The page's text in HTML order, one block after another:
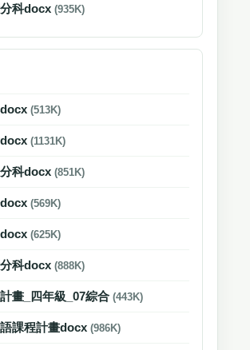
科docx (935K)
(513K)
(1131K)
科docx (851K)
(569K)
(625K)
科docx (888K)
畫_四年級_07綜合 (443K)
課程計畫docx (986K)